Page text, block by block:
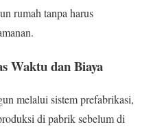
rumah tanpa harus
Waktu dan Biaya
melalui sistem prefabrikasi,
di pabrik sebelum di